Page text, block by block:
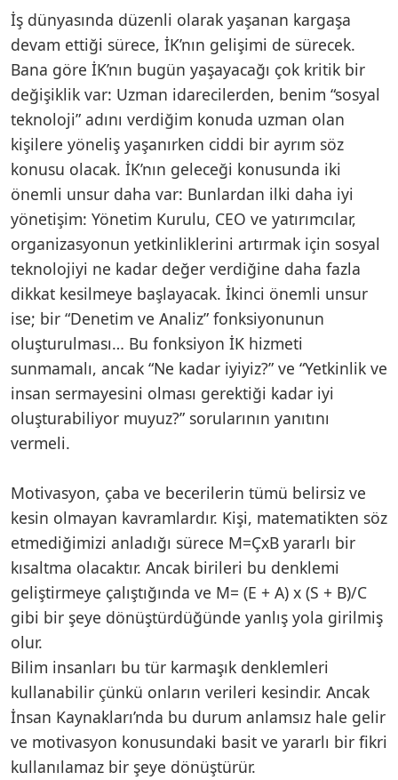
İş dünyasında düzenli olarak yaşanan kargaşa
devam ettiği sürece, İK’nın gelişimi de sürecek.
Bana göre İK’nın bugün yaşayacağı çok kritik bir
değişiklik var: Uzman idarecilerden, benim “sosyal
teknoloji” adını verdiğim konuda uzman olan
kişilere yöneliş yaşanırken ciddi bir ayrım söz
konusu olacak. İK’nın geleceği konusunda iki
önemli unsur daha var: Bunlardan ilki daha iyi
yönetişim: Yönetim Kurulu, CEO ve yatırımcılar,
organizasyonun yetkinliklerini artırmak için sosyal
teknolojiyi ne kadar değer verdiğine daha fazla
dikkat kesilmeye başlayacak. İkinci önemli unsur
ise; bir “Denetim ve Analiz” fonksiyonunun
oluşturulması… Bu fonksiyon İK hizmeti
sunmamalı, ancak “Ne kadar iyiyiz?” ve “Yetkinlik ve
insan sermayesini olması gerektiği kadar iyi
oluşturabiliyor muyuz?” sorularının yanıtını
vermeli.
Motivasyon, çaba ve becerilerin tümü belirsiz ve
kesin olmayan kavramlardır. Kişi, matematikten söz
etmediğimizi anladığı sürece M=ÇxB yararlı bir
kısaltma olacaktır. Ancak birileri bu denklemi
geliştirmeye çalıştığında ve M= (E + A) x (S + B)/C
gibi bir şeye dönüştürdüğünde yanlış yola girilmiş
olur.
Bilim insanları bu tür karmaşık denklemleri
kullanabilir çünkü onların verileri kesindir. Ancak
İnsan Kaynakları’nda bu durum anlamsız hale gelir
ve motivasyon konusundaki basit ve yararlı bir fikri
kullanılamaz bir şeye dönüştürür.